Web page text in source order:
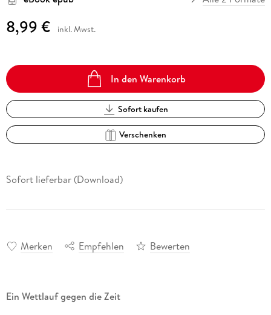
8,99 € inkl. Mwst.
In den Warenkorb
Sofort kaufen
Verschenken
Sofort lieferbar (Download)
Merken Empfehlen Bewerten
Ein Wettlauf gegen die Zeit